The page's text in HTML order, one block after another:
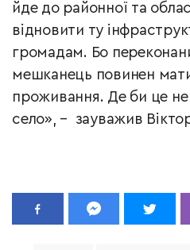
йде до районної та
відновити ту
громадам. Бо
мешканець повинен
проживання. Де би це не
село», – зауважив